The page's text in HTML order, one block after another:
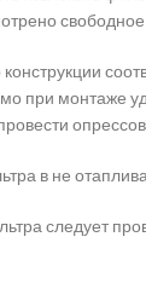
при монтаже
в не
следует